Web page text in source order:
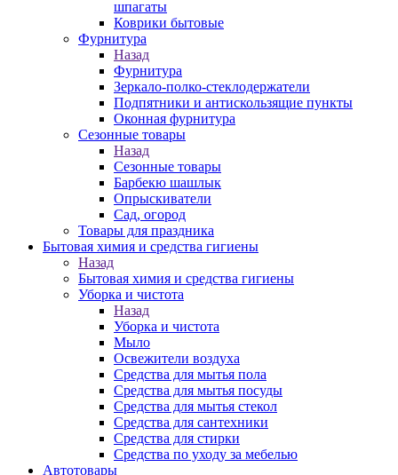
шпагаты
Коврики бытовые
Фурнитура
Назад
Фурнитура
Зеркало-полко-стеклодержатели
Подпятники и антискользящие пункты
Оконная фурнитура
Сезонные товары
Назад
Сезонные товары
Барбекю шашлык
Опрыскиватели
Сад, огород
Товары для праздника
Бытовая химия и средства гигиены
Назад
Бытовая химия и средства гигиены
Уборка и чистота
Назад
Уборка и чистота
Мыло
Освежители воздуха
Средства для мытья пола
Средства для мытья посуды
Средства для мытья стекол
Средства для сантехники
Средства для стирки
Средства по уходу за мебелью
Автотовары